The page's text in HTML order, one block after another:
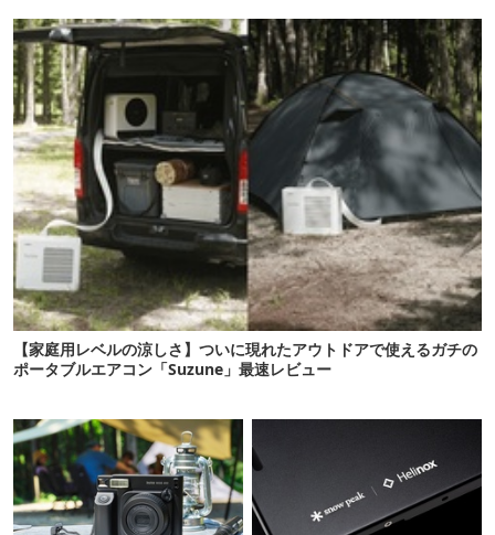
【家庭用レベルの涼しさ】ついに現れたアウトドアで使えるガチの
ポータブルエアコン「Suzune」最速レビュー